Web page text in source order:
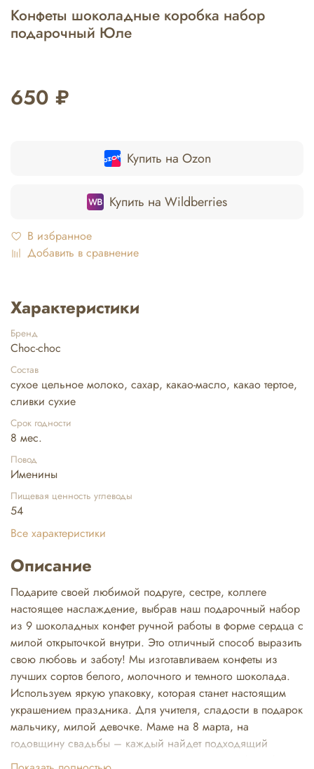
Конфеты шоколадные коробка набор
подарочный Юле
650 ₽
Купить на Ozon
Купить на Wildberries
В избранное
Добавить в сравнение
Характеристики
Бренд
Choc-choc
Состав
сухое цельное молоко, сахар, какао-масло, какао тертое,
сливки сухие
Срок годности
8 мес.
Повод
Именины
Пищевая ценность углеводы
54
Все характеристики
Описание
Подарите своей любимой подруге, сестре, коллеге
настоящее наслаждение, выбрав наш подарочный набор
из 9 шоколадных конфет ручной работы в форме сердца с
милой открыточкой внутри. Это отличный способ выразить
свою любовь и заботу! Мы изготавливаем конфеты из
лучших сортов белого, молочного и темного шоколада.
Используем яркую упаковку, которая станет настоящим
украшением праздника. Для учителя, сладости в подарок
мальчику, милой девочке. Маме на 8 марта, на
годовщину свадьбы – каждый найдет подходящий
вариант. Наш ассортимент также включает в себя наборы